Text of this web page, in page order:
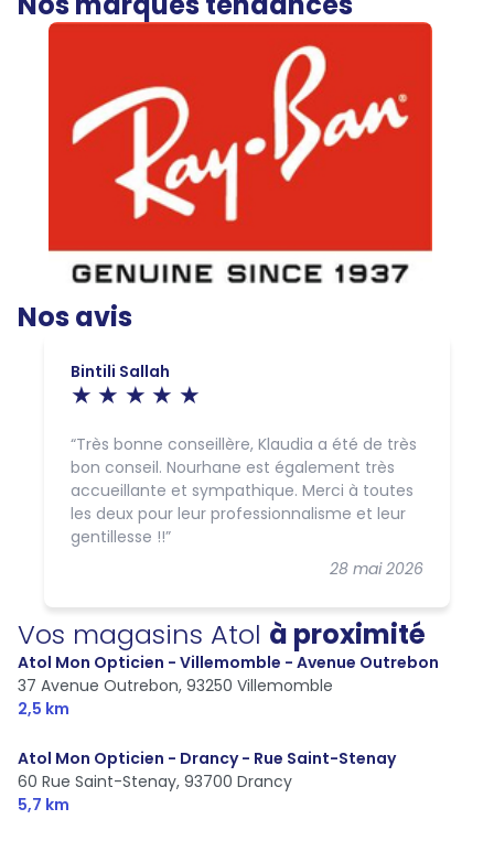
Nos avis
Bintili Sallah
28 mai 2026
Très bonne conseillère, Klaudia a été de très
bon conseil. Nourhane est également très
accueillante et sympathique. Merci à toutes
les deux pour leur professionnalisme et leur
gentillesse !!
Vos magasins Atol à proximité
Atol Mon Opticien - Villemomble - Avenue Outrebon
37 Avenue Outrebon, 93250 Villemomble
2,5 km
Atol Mon Opticien - Drancy - Rue Saint-Stenay
60 Rue Saint-Stenay, 93700 Drancy
5,7 km